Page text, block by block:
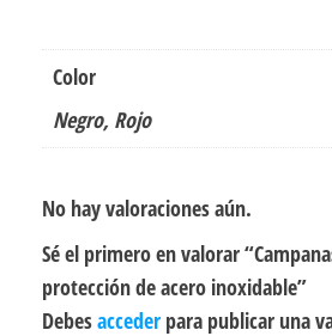
Color
Negro, Rojo
No hay valoraciones aún.
Sé el primero en valorar
protección de acero inoxidable”
Debesacceder para publicar una